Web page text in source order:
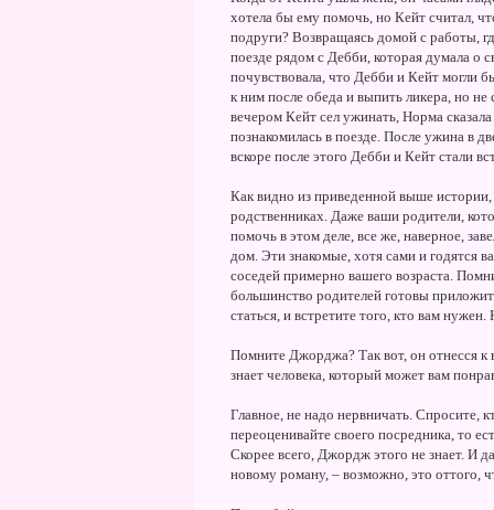
хотела бы ему помочь, но Кейт считал,
подруги? Возвращаясь домой с работы,
поезде рядом с Дебби, которая думала о
почувствовала, что Дебби и Кейт могли
к ним после обеда и выпить ликера, но
вечером Кейт сел ужинать, Норма
познакомилась в поезде. После ужина в
вскоре после этого Дебби и Кейт стали
Как видно из приведенной выше
родственниках. Даже ваши родители,
помочь в этом деле, все же, наверное,
дом. Эти знакомые, хотя сами и годятся
соседей примерно вашего возраста.
большинство родителей готовы
статься, и встретите того, кто вам
Помните Джорджа? Так вот, он отнесся к
знает человека, который может вам
Главное, не надо нервничать. Спросите,
переоценивайте своего посредника, то
Скорее всего, Джордж этого не знает. И
новому роману, – возможно, это оттого,